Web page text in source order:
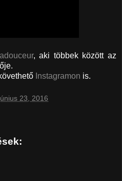
, aki többek között az
Instagramon is.
23, 2016